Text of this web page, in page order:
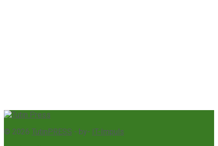
© 2026 TutinPRESS - by- IT-Impuls